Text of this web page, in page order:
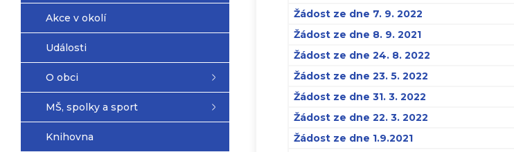
Akce v okolí
Události
O obci
MŠ, spolky a sport
Knihovna
Žádost ze dne 7. 9. 2022
Žádost ze dne 8. 9. 2021
Žádost ze dne 24. 8. 2022
Žádost ze dne 23. 5. 2022
Žádost ze dne 31. 3. 2022
Žádost ze dne 22. 3. 2022
Žádost ze dne 1.9.2021